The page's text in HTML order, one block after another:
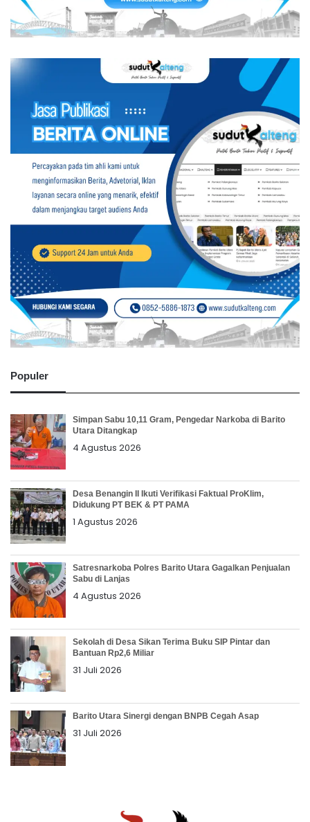
Populer
Simpan Sabu 10,11 Gram, Pengedar Narkoba di Barito
Utara Ditangkap
4 Agustus 2026
Desa Benangin II Ikuti Verifikasi Faktual ProKlim,
Didukung PT BEK & PT PAMA
1 Agustus 2026
Satresnarkoba Polres Barito Utara Gagalkan Penjualan
Sabu di Lanjas
4 Agustus 2026
Sekolah di Desa Sikan Terima Buku SIP Pintar dan
Bantuan Rp2,6 Miliar
31 Juli 2026
Barito Utara Sinergi dengan BNPB Cegah Asap
31 Juli 2026